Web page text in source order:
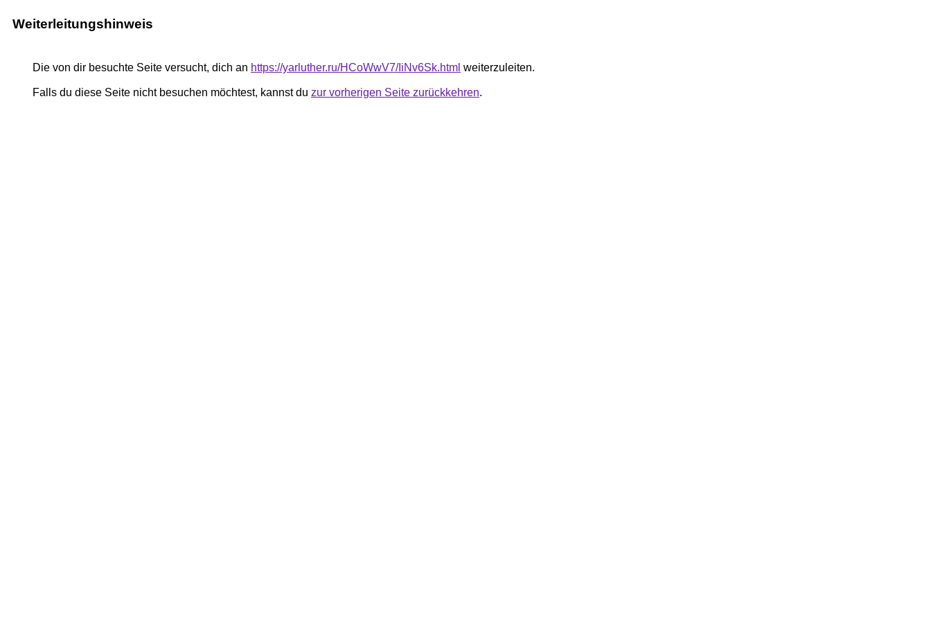
Weiterleitungshinweis
Die von dir besuchte Seite versucht, dich an https://yarluther.ru/HCoWwV7/IiNv6Sk.html weiterzuleiten.
Falls du diese Seite nicht besuchen möchtest, kannst du zur vorherigen Seite zurückkehren.